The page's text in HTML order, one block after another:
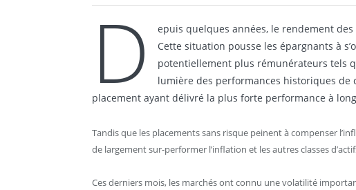
D
epuis quelques années, le rendement
Cette situation pousse les épargnants à
potentiellement plus rémunérateurs tels
lumière des performances historiques de
placement ayant délivré la plus forte performance à
Tandis que les placements sans risque peinent à compenser
de largement sur-performer l’inflation et les autres classes
Ces derniers mois, les marchés ont connu une volatilité